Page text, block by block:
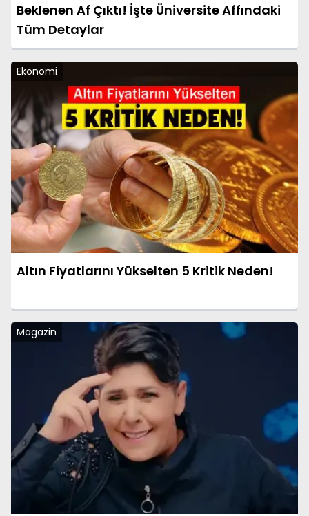
Beklenen Af Çıktı! İşte Üniversite Affındaki
Tüm Detaylar
Ekonomi
Altın Fiyatlarını Yükselten 5 Kritik Neden!
Magazin